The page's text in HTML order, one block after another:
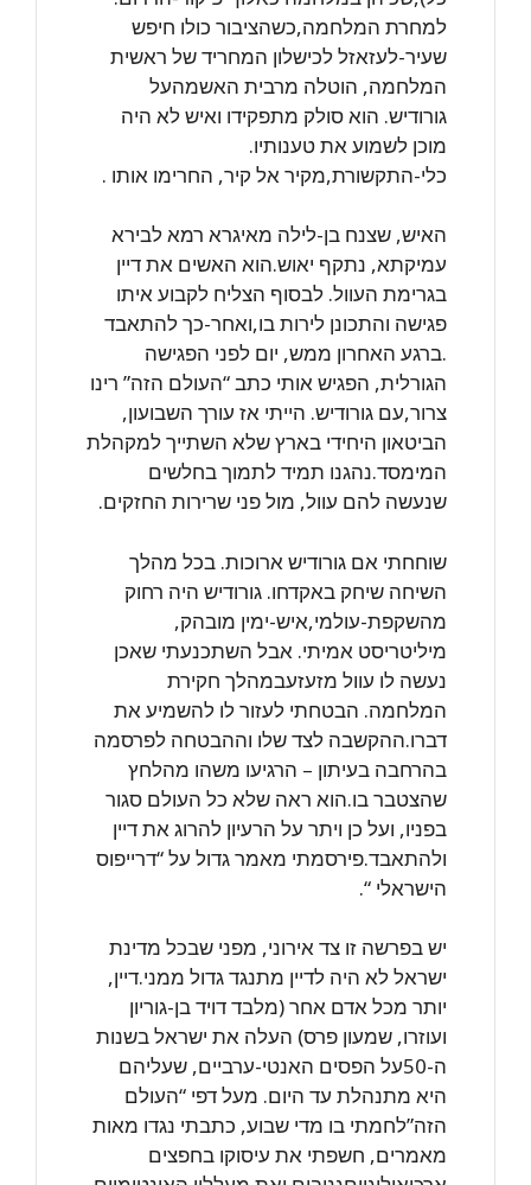
למחרת המלחמה,כשהציבור כולו חיפש
שעיר-לעזאזל לכישלון המחריד של ראשית
המלחמה, הוטלה מרבית האשמהעל
גורודיש. הוא סולק מתפקידו ואיש לא היה
מוכן לשמוע את טענותיו.
כלי-התקשורת,מקיר אל קיר, החרימו אותו .
האיש, שצנח בן-לילה מאיגרא רמא לבירא
עמיקתא, נתקף יאוש.הוא האשים את דיין
בגרימת העוול. לבסוף הצליח לקבוע איתו
פגישה והתכונן לירות בו,ואחר-כך להתאבד
.ברגע האחרון ממש, יום לפני הפגישה
הגורלית, הפגיש אותי כתב “העולם הזה” רינו
צרור,עם גורודיש. הייתי אז עורך השבועון,
הביטאון היחידי בארץ שלא השתייך למקהלת
המימסד.נהגנו תמיד לתמוך בחלשים
שנעשה להם עוול, מול פני שרירות החזקים.
שוחחתי אם גורודיש ארוכות. בכל מהלך
השיחה שיחק באקדחו. גורודיש היה רחוק
מהשקפת-עולמי,איש-ימין מובהק,
מיליטריסט אמיתי. אבל השתכנעתי שאכן
נעשה לו עוול מזעזעבמהלך חקירת
המלחמה. הבטחתי לעזור לו להשמיע את
דברו.ההקשבה לצד שלו וההבטחה לפרסמה
בהרחבה בעיתון – הרגיעו משהו מהלחץ
שהצטבר בו.הוא ראה שלא כל העולם סגור
בפניו, ועל כן ויתר על הרעיון להרוג את דיין
ולהתאבד.פירסמתי מאמר גדול על “דרייפוס
הישראלי “.
יש בפרשה זו צד אירוני, מפני שבכל מדינת
ישראל לא היה לדיין מתנגד גדול ממני.דיין,
יותר מכל אדם אחר (מלבד דויד בן-גוריון
ועוזרו, שמעון פרס) העלה את ישראל בשנות
ה-50על הפסים האנטי-ערביים, שעליהם
היא מתנהלת עד היום. מעל דפי “העולם
הזה”לחמתי בו מדי שבוע, כתבתי נגדו מאות
מאמרים, חשפתי את עיסוקו בחפצים